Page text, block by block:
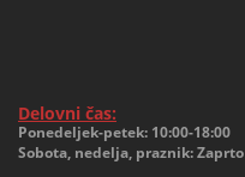
Delovni čas:
Ponedeljek-petek: 10:00-18:00
Sobota, nedelja, praznik: Zaprto